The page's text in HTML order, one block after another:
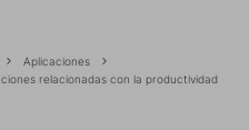
Aplicaciones
relacionadas con la productividad